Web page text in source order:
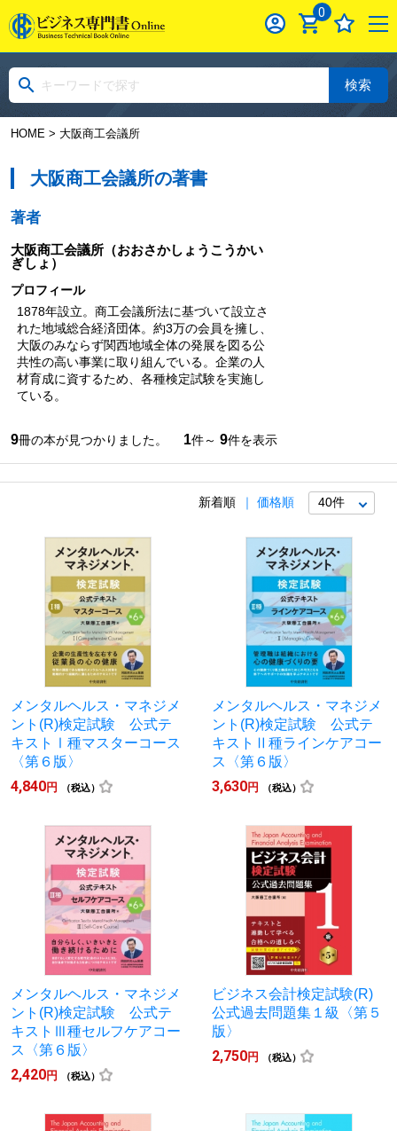
0
検索
HOME> 大阪商工会議所
大阪商工会議所の著書
著者
大阪商工会議所（おおさかしょうこうかい
ぎしょ）
プロフィール
1878年設立。商工会議所法に基づいて設立さ
れた地域総合経済団体。約3万の会員を擁し、
大阪のみならず関西地域全体の発展を図る公
共性の高い事業に取り組んでいる。企業の人
材育成に資するため、各種検定試験を実施し
ている。
9冊の本が見つかりました。 1件～ 9件を表示
新着順 価格順
メンタルヘルス・マネジメ
ント(R)検定試験 公式テ
キストⅠ種マスターコース
〈第６版〉
4,840円 （税込）
メンタルヘルス・マネジメ
ント(R)検定試験 公式テ
キストⅡ種ラインケアコー
ス〈第６版〉
3,630円 （税込）
メンタルヘルス・マネジメ
ント(R)検定試験 公式テ
キストⅢ種セルフケアコー
ス〈第６版〉
2,420円 （税込）
ビジネス会計検定試験(R)
公式過去問題集１級〈第５
版〉
2,750円 （税込）